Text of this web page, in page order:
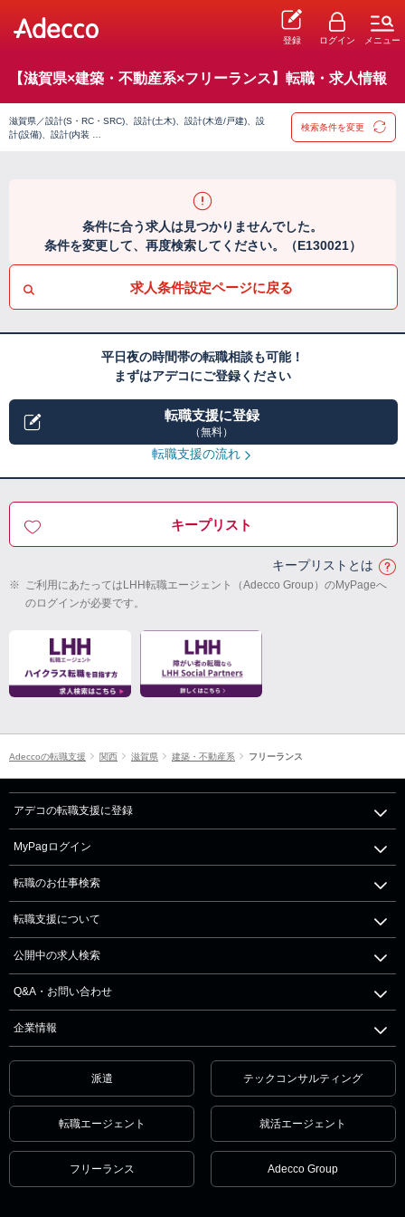
登録 ログイン メニュー
【滋賀県×建築・不動産系×フリーランス】転職・求人情報
滋賀県／設計(S・RC・SRC)、設計(土木)、設計(木造/戸建)、設
計(設備)、設計(内装 …
検索条件を変更
条件に合う求人は見つかりませんでした。
条件を変更して、再度検索してください。（E130021）
求人条件設定ページに戻る
平日夜の時間帯の転職相談も可能！
まずはアデコにご登録ください
転職支援に登録
（無料）
転職支援の流れ
キープリスト
キープリストとは
※ ご利用にあたってはLHH転職エージェント（Adecco Group）のMyPageへ
のログインが必要です。
Adeccoの転職支援 関西 滋賀県 建築・不動産系 フリーランス
アデコの転職支援に登録
MyPagログイン
転職のお仕事検索
転職支援について
公開中の求人検索
Q&A・お問い合わせ
企業情報
派遣 テックコンサルティング
転職エージェント 就活エージェント
フリーランス Adecco Group